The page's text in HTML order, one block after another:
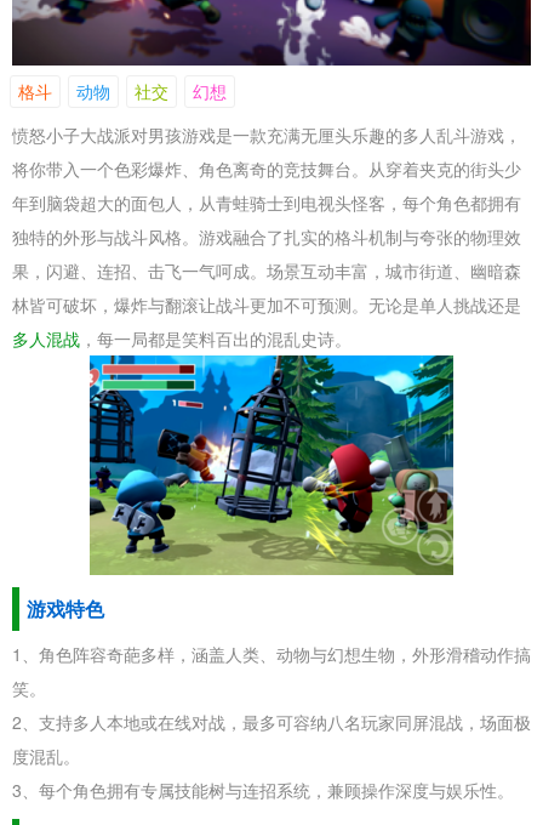
格斗 动物 社交
幻想
愤怒小子大战派对男孩游戏是一款充满无厘头乐趣的多人乱斗游戏，
将你带入一个色彩爆炸、角色离奇的竞技舞台。从穿着夹克的街头少
年到脑袋超大的面包人，从青蛙骑士到电视头怪客，每个角色都拥有
独特的外形与战斗风格。游戏融合了扎实的格斗机制与夸张的物理效
果，闪避、连招、击飞一气呵成。场景互动丰富，城市街道、幽暗森
林皆可破坏，爆炸与翻滚让战斗更加不可预测。无论是单人挑战还是
多人混战 ，每一局都是笑料百出的混乱史诗。
游戏特色
1、角色阵容奇葩多样，涵盖人类、动物与幻想生物，外形滑稽动作搞
笑。
2、支持多人本地或在线对战，最多可容纳八名玩家同屏混战，场面极
度混乱。
3、每个角色拥有专属技能树与连招系统，兼顾操作深度与娱乐性。